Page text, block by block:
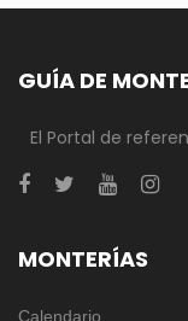
GUÍA DE
El Portal de
MONTERÍAS
Calendario